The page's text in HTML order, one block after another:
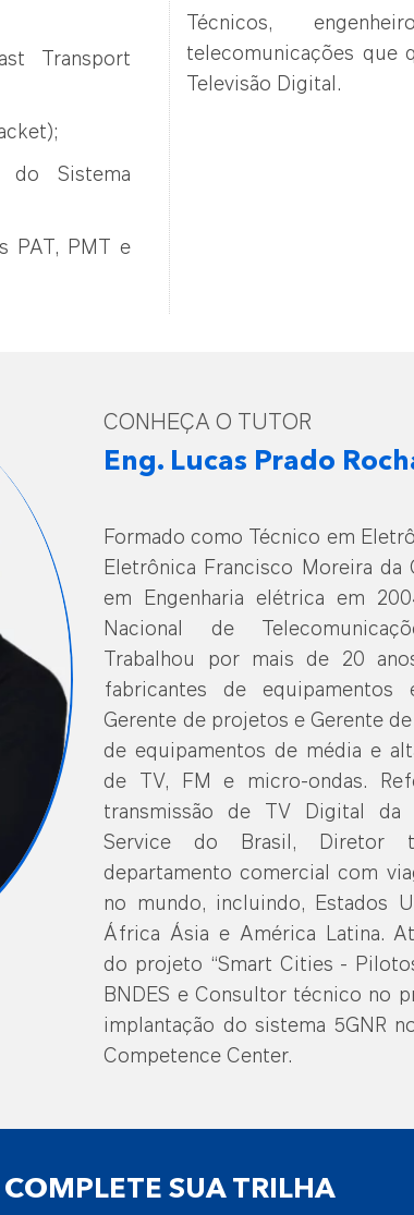
Transport
do Sistema
PAT, PMT e
Técnicos,
telecomunicações que
Televisão Digital.
CONHEÇA O TUTOR
Eng. Lucas Prado
Formado como Técnico em
Eletrônica Francisco Moreira da
em Engenharia elétrica em
Nacional de
Trabalhou por mais de 20
fabricantes de
Gerente de projetos e Gerente
de equipamentos de média e
de TV, FM e micro-ondas.
transmissão de TV Digital da
Service do Brasil, Diretor
departamento comercial com
no mundo, incluindo, Estados
África Ásia e América Latina.
do projeto “Smart Cities -
BNDES e Consultor técnico no
implantação do sistema 5GNR
Competence Center.
COMPLETE SUA TRILHA